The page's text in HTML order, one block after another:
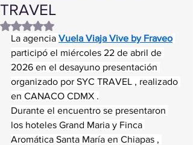
TRAVEL
Obtuvo NaN de 5 estrellas.
La agencia Vuela Viaja Vive by Fraveo
participó el miércoles 22 de abril de
2026 en el desayuno presentación
organizado por SYC TRAVEL , realizado
en CANACO CDMX .
Durante el encuentro se presentaron
los hoteles Grand Maria y Finca
Aromática Santa María en Chiapas ,